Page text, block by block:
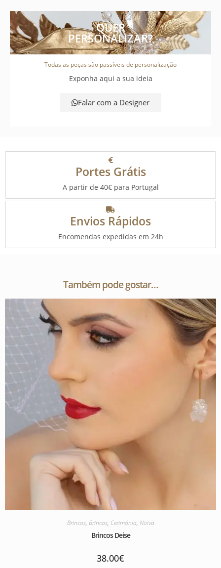
QUER
PERSONALIZAR?
Todas as peças são passíveis de personalização
Exponha aqui a sua ideia
Falar com a Designer
Portes Grátis
A partir de 40€ para Portugal
Envios Rápidos
Encomendas expedidas em 24h
Também pode gostar…
Brincos, Brincos, Cerimónia, Noiva
Brincos Deise
38.00€